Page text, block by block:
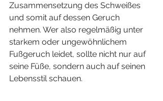
Zusammensetzung des Schweißes
und somit auf dessen Geruch
nehmen. Wer also regelmäßig unter
starkem oder ungewöhnlichem
Fußgeruch leidet, sollte nicht nur auf
seine Füße, sondern auch auf seinen
Lebensstil schauen.